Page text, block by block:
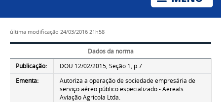
última modificação 24/03/2016 21h58
Dados da norma
Publicação:
DOU 12/02/2015, Seção 1, p.7
Ementa:
Autoriza a operação de sociedade empresária de
serviço aéreo público especializado - Aereals
Aviação Agrícola Ltda.